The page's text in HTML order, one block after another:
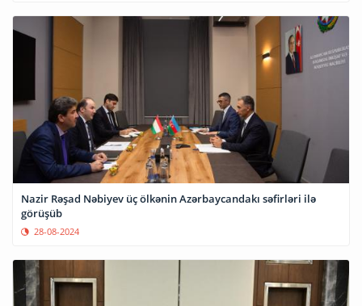
Nazir Rəşad Nəbiyev üç ölkənin Azərbaycandakı səfirləri ilə
görüşüb
28-08-2024